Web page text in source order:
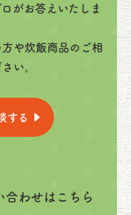
がお答えいたしま
や炊飯商品のご相
い。
する
合わせはこちら